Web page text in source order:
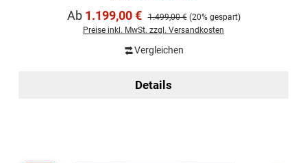
Verkaufspreis:
Ab 1.199,00 € Regulärer Preis:
1.499,00 € (20% gespart)
Preise inkl. MwSt. zzgl. Versandkosten
Vergleichen
Details